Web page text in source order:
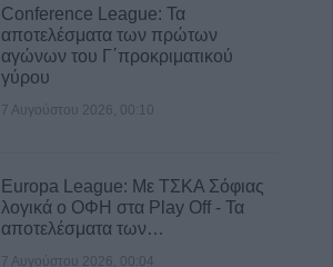
Conference League: Τα
αποτελέσματα των πρώτων
αγώνων του Γ΄προκριματικού
γύρου
7 Αυγούστου 2026, 00:10
Europa League: Με ΤΣΚΑ Σόφιας
λογικά ο ΟΦΗ στα Play Off - Τα
αποτελέσματα των…
7 Αυγούστου 2026, 00:04